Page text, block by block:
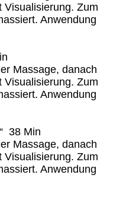
Visualisierung. Zum
Anwendung
Massage, danach
Visualisierung. Zum
Anwendung
38 Min
Massage, danach
Visualisierung. Zum
Anwendung